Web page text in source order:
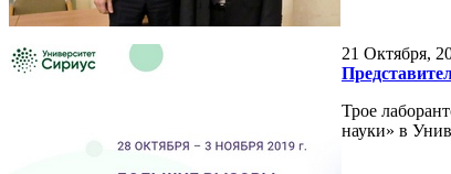
21 Октября,
Трое
науки» в